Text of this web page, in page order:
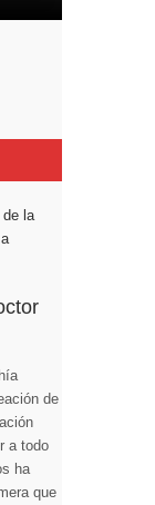
de
a todo
ha
que